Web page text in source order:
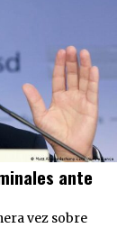
ante
vez sobre